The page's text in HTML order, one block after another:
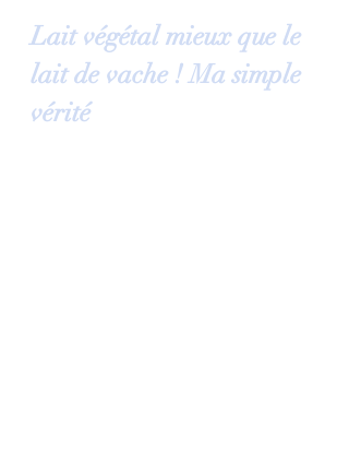
Lait végétal mieux que le
lait de vache ! Ma simple
vérité